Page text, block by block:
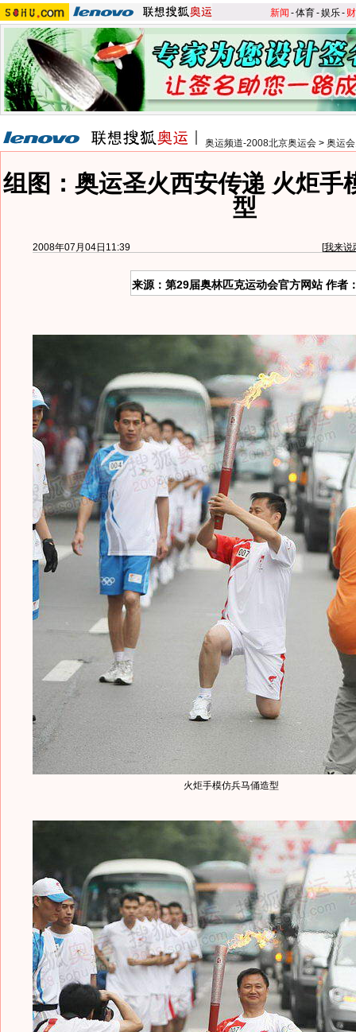
新闻 -体育-娱乐-
奥运频道-2008北京奥运会 > 奥运
组图：奥运圣火西安传递 火炬手
型
2008年07月04日11:39 [我来说
来源：第29届奥林匹克运动会官方网站 作者
火炬手模仿兵马俑造型